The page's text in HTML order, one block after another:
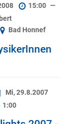
15:00 —
Bad Honnef
Mi, 29.8.2007
1:00